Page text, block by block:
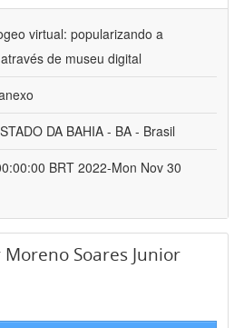
virtual: popularizando a
de museu digital
DA BAHIA - BA - Brasil
BRT 2022-Mon Nov 30
Moreno Soares Junior